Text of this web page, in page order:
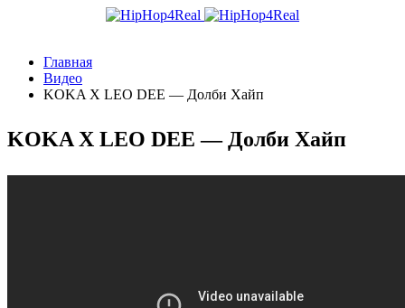
Главная
Видео
KOKA X LEO DEE — Долби Хайп
KOKA X LEO DEE — Долби Хайп